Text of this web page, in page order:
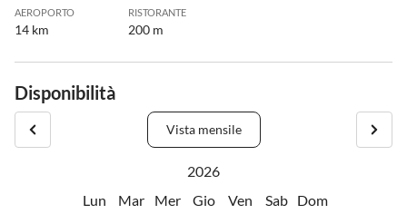
AEROPORTO
14 km
RISTORANTE
200 m
Disponibilità
Vista mensile
2026
Lun
Mar Mer Gio Ven Sab Dom